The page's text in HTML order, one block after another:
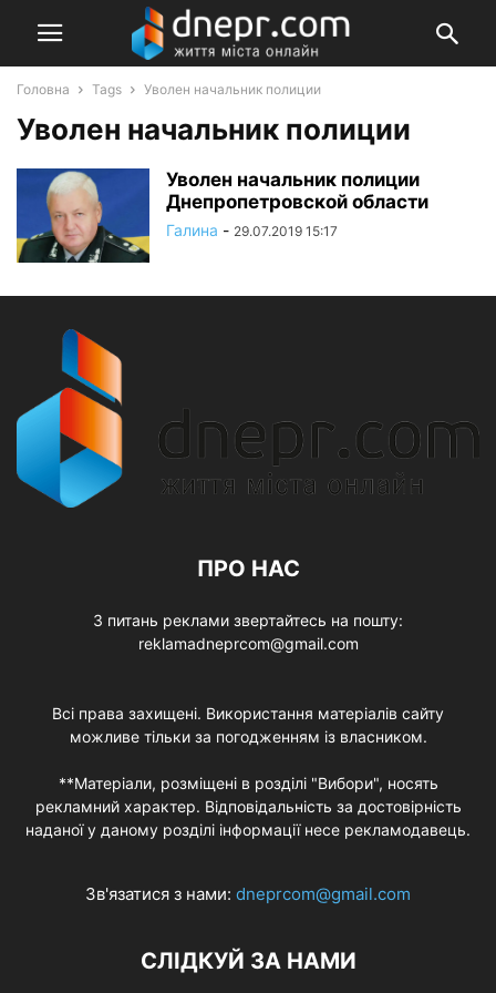
Головна Tags Уволен начальник полиции
Уволен начальник полиции
Уволен начальник полиции
Днепропетровской области
Галина - 29.07.2019 15:17
ПРО НАС
З питань реклами звертайтесь на пошту:
reklamadneprcom@gmail.com
Всі права захищені. Використання матеріалів сайту
можливе тільки за погодженням із власником.
**Матеріали, розміщені в розділі "Вибори", носять
рекламний характер. Відповідальність за достовірність
наданої у даному розділі інформації несе рекламодавець.
Зв'язатися з нами: dneprcom@gmail.com
СЛІДКУЙ ЗА НАМИ